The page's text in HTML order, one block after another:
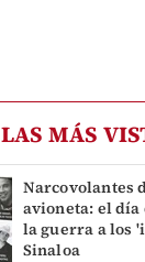
LAS MÁS
Narcovolantes
avioneta: el día
la guerra a los
Sinaloa